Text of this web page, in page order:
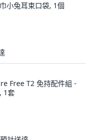
小兔耳束口袋, 1個
Free T2 免持配件組 -
1套